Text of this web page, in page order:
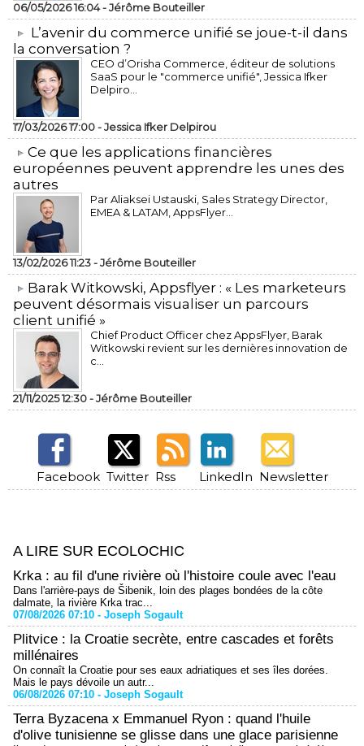
06/05/2026 16:04 -Jérôme Bouteiller
L’avenir du commerce unifié se joue-t-il dans
la conversation ?
CEO d’Orisha Commerce, éditeur de solutions
SaaS pour le "commerce unifié", Jessica Ifker
Delpiro...
17/03/2026 17:00 -Jessica Ifker Delpirou
​Ce que les applications financières
européennes peuvent apprendre les unes des
autres
Par Aliaksei Ustauski, Sales Strategy Director,
EMEA & LATAM, AppsFlyer...
13/02/2026 11:23 -Jérôme Bouteiller
​Barak Witkowski, Appsflyer : « Les marketeurs
peuvent désormais visualiser un parcours
client unifié »
Chief Product Officer chez AppsFlyer, ​Barak
Witkowski revient sur les dernières innovation de
c...
21/11/2025 12:30 -Jérôme Bouteiller
Facebook Twitter Rss LinkedIn Newsletter
A LIRE SUR ECOLOCHIC
Krka : au fil d'une rivière où l'histoire coule avec l'eau
Dans l'arrière-pays de Šibenik, loin des plages bondées de la côte
dalmate, la rivière Krka trac...
07/08/2026 07:10 - Joseph Sogault
Plitvice : la Croatie secrète, entre cascades et forêts
millénaires
On connaît la Croatie pour ses eaux adriatiques et ses îles dorées.
Mais le pays dévoile un autr...
06/08/2026 07:10 - Joseph Sogault
Terra Byzacena x Emmanuel Ryon : quand l'huile
d'olive tunisienne se glisse dans une glace parisienne